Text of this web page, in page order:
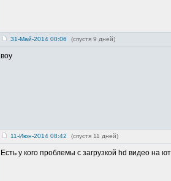
31-Май-2014 00:06 (спустя 9 дней)
воу
11-Июн-2014 08:42 (спустя 11 дней)
Есть у кого проблемы с загрузкой hd видео на